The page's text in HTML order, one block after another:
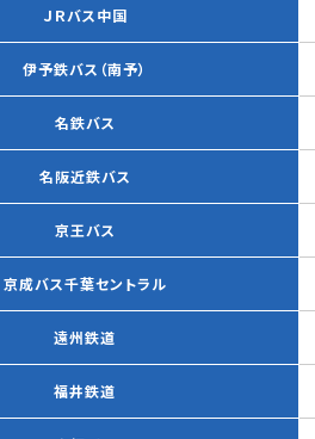
ＪＲバス中国
伊予鉄バス（南予）
名鉄バス
名阪近鉄バス
京王バス
京成バス千葉セントラル
遠州鉄道
福井鉄道